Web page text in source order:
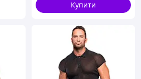
Купити